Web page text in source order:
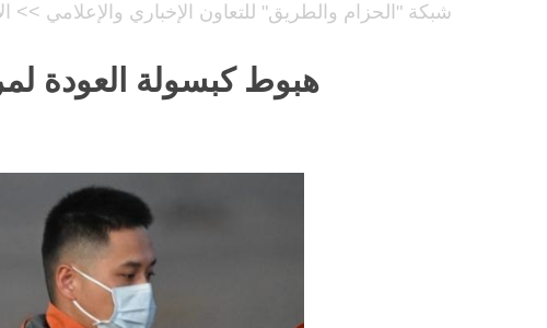
شبكة "الحزام والطريق" للتعاون الإخباري والإعلامي >>
هبوط كبسولة العودة لمركبة "شنتشو-22"